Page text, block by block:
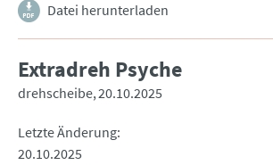
Datei herunterladen
Extradreh Psyche
drehscheibe 20.10.2025
Letzte Änderung
20.10.2025